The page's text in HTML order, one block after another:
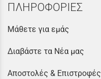
ΠΛΗΡΟΦΟΡΙΕΣ
Μάθετε για εμάς
Διαβάστε τα Νέα μας
Αποστολές & Επιστροφές